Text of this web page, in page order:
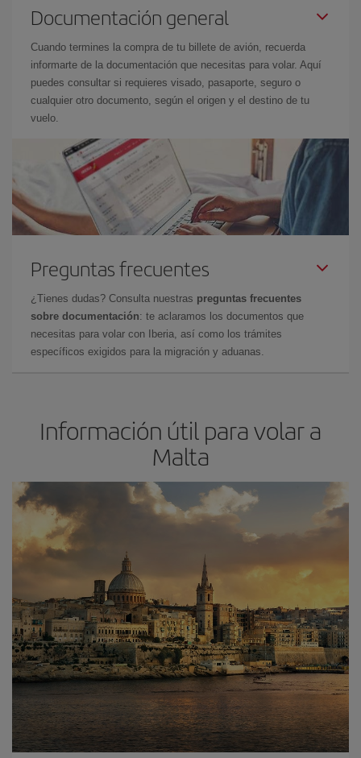
Documentación general
Cuando termines la compra de tu billete de avión, recuerda
informarte de la documentación que necesitas para volar. Aquí
puedes consultar si requieres visado, pasaporte, seguro o
cualquier otro documento, según el origen y el destino de tu
vuelo.
Preguntas frecuentes
¿Tienes dudas? Consulta nuestras preguntas frecuentes
sobre documentación: te aclaramos los documentos que
necesitas para volar con Iberia, así como los trámites
específicos exigidos para la migración y aduanas.
Información útil para volar a
Malta